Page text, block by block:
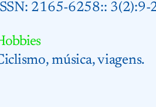
2165-6258:: 3(2):9-
música, viagens.